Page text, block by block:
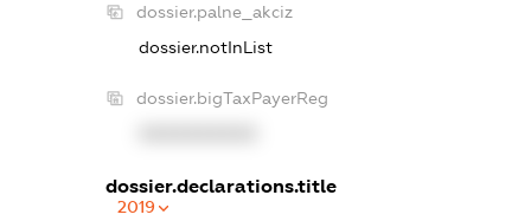
dossier.palne_akciz
dossier.notInList
dossier.bigTaxPayerReg
dossier.declarations.title
2019